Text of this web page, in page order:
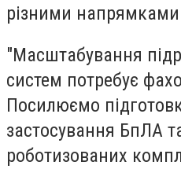
різними
"Масштабування
систем потребує
Посилюємо
застосування БпЛА
роботизованих